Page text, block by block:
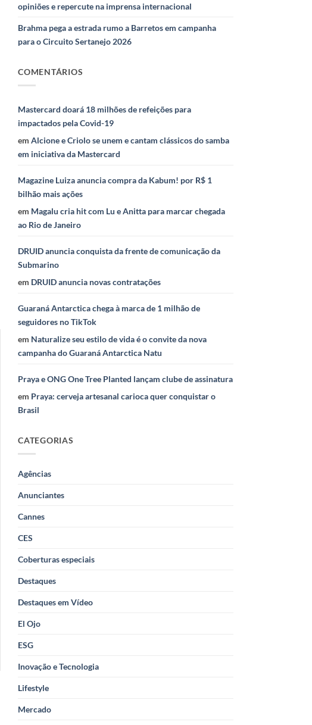
opiniões e repercute na imprensa internacional
Brahma pega a estrada rumo a Barretos em campanha
para o Circuito Sertanejo 2026
COMENTÁRIOS
Mastercard doará 18 milhões de refeições para
impactados pela Covid-19
emAlcione e Criolo se unem e cantam clássicos do samba
em iniciativa da Mastercard
Magazine Luiza anuncia compra da Kabum! por R$ 1
bilhão mais ações
em Magalu cria hit com Lu e Anitta para marcar chegada
ao Rio de Janeiro
DRUID anuncia conquista da frente de comunicação da
Submarino
em DRUID anuncia novas contratações
Guaraná Antarctica chega à marca de 1 milhão de
seguidores no TikTok
em Naturalize seu estilo de vida é o convite da nova
campanha do Guaraná Antarctica Natu
Praya e ONG One Tree Planted lançam clube de assinatura
em Praya: cerveja artesanal carioca quer conquistar o
Brasil
CATEGORIAS
Agências
Anunciantes
Cannes
CES
Coberturas especiais
Destaques
Destaques em Vídeo
El Ojo
ESG
Inovação e Tecnologia
Lifestyle
Mercado